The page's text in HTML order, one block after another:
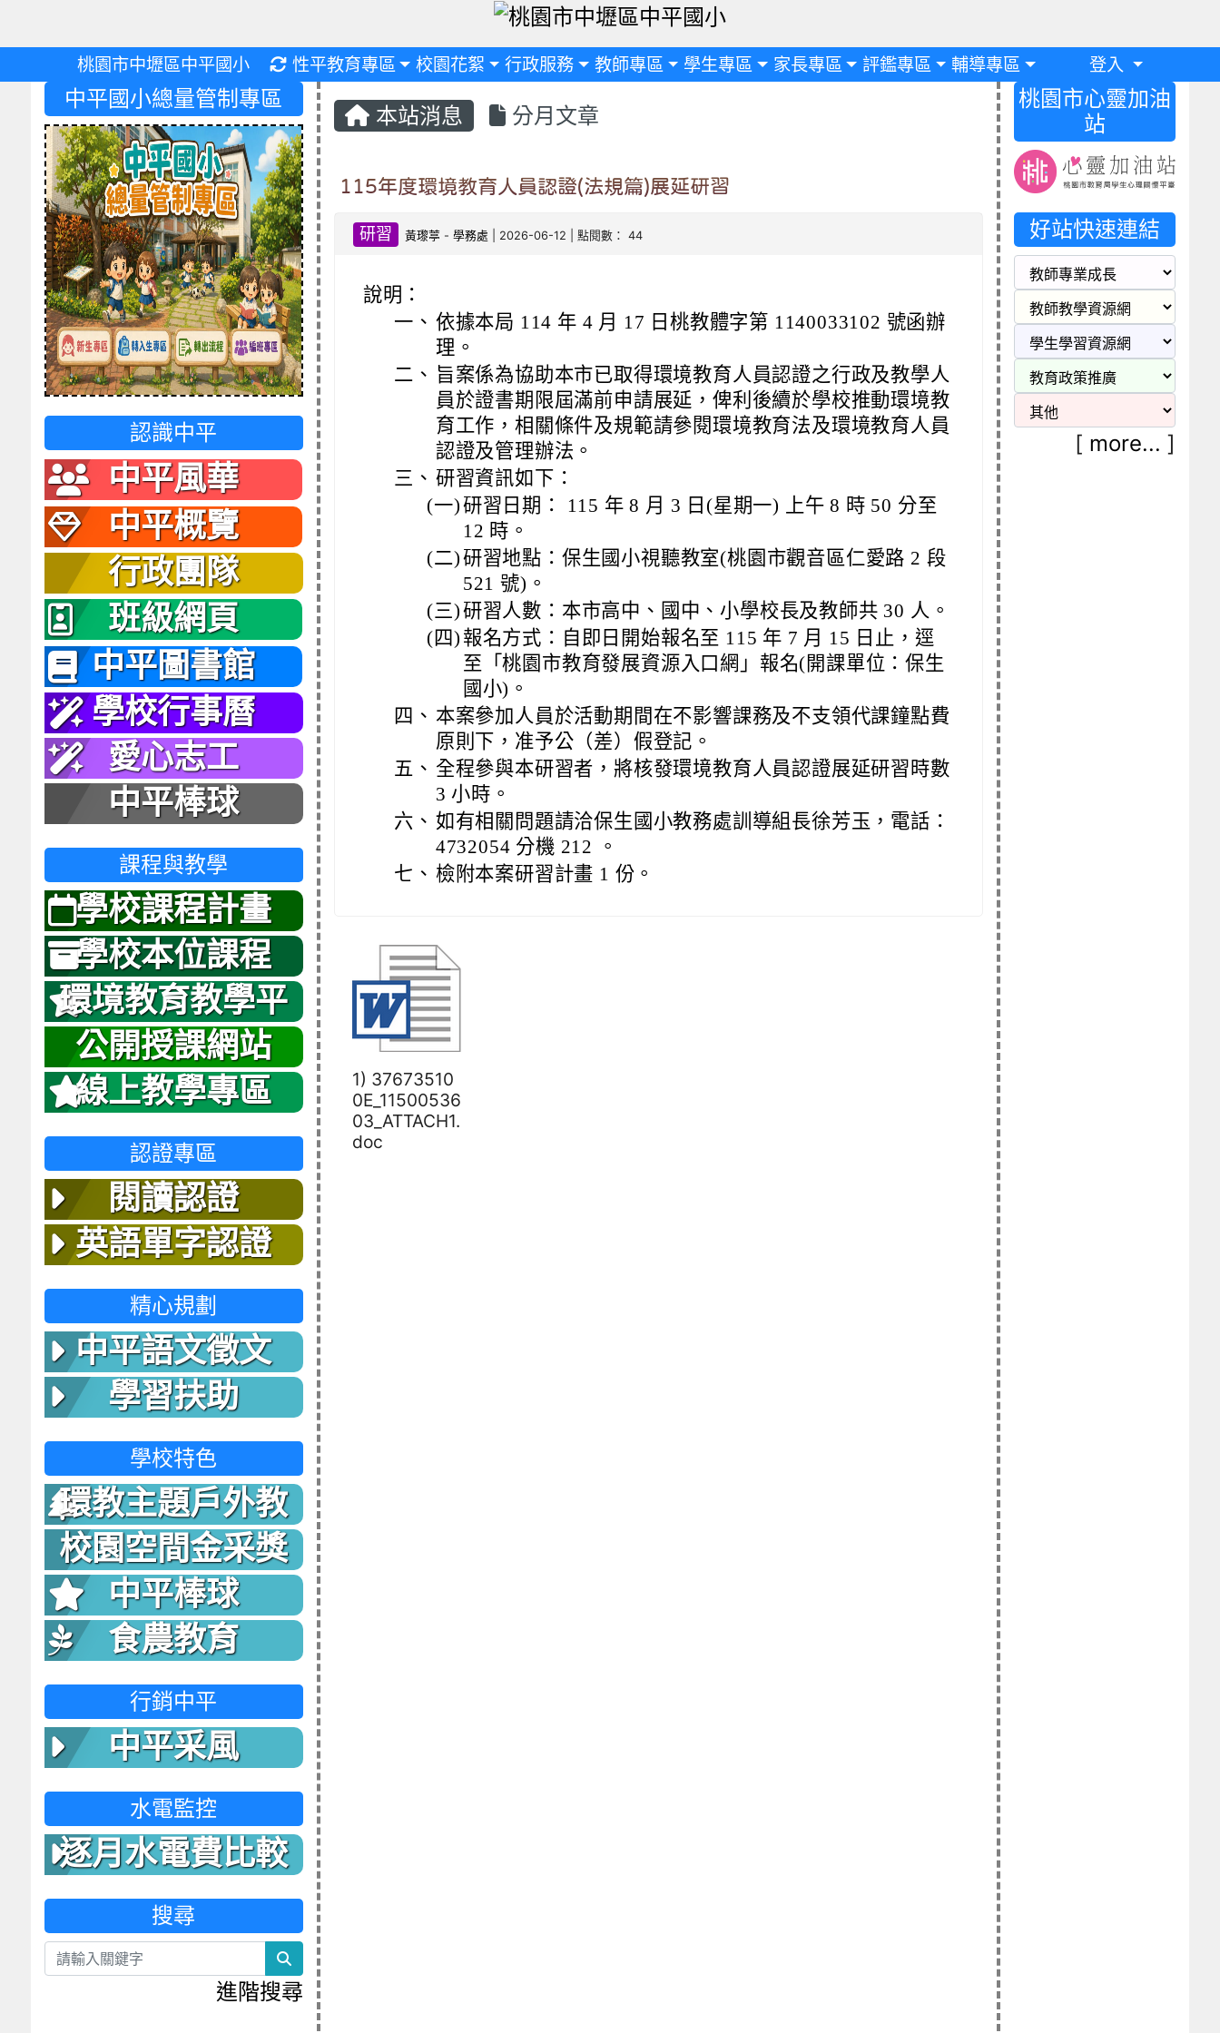
桃園市中壢區中平國小 重新取得佈景設定
性平教育專區 校園花絮 行政服務 教師專區 學生專區 家長專區 評鑑專區 輔導專區 登入
本站消息 分月文章
115年度環境教育人員認證(法規篇)展延研習
研習 黃瓈葶 -學務處 | 2026-06-12 | 點閱數： 44
說明：
一、 依據本局 114 年 4 月 17 日桃教體字第 1140033102 號函辦
理。
二、 旨案係為協助本市已取得環境教育人員認證之行政及教學人
員於證書期限屆滿前申請展延，俾利後續於學校推動環境教
育工作，相關條件及規範請參閱環境教育法及環境教育人員
認證及管理辦法。
三、 研習資訊如下：
(一)研習日期： 115 年 8 月 3 日(星期一) 上午 8 時 50 分至
12 時。
(二)研習地點：保生國小視聽教室(桃園市觀音區仁愛路 2 段
521 號)。
(三)研習人數：本市高中、國中、小學校長及教師共 30 人。
(四) 報名方式：自即日開始報名至 115 年 7 月 15 日止，逕
至「桃園市教育發展資源入口網」報名(開課單位：保生
國小)。
四、 本案參加人員於活動期間在不影響課務及不支領代課鐘點費
原則下，准予公（差）假登記。
五、 全程參與本研習者，將核發環境教育人員認證展延研習時數
3 小時。
六、 如有相關問題請洽保生國小教務處訓導組長徐芳玉，電話：
4732054 分機 212 。
七、 檢附本案研習計畫 1 份。
1) 37673510
0E_11500536
03_ATTACH1.
doc
中平國小總量管制專區
認識中平
中平風華
中平概覽
行政團隊
班級網頁
中平圖書館
學校行事曆
愛心志工
中平棒球
課程與教學
學校課程計畫
學校本位課程
環境教育教學平
台
公開授課網站
線上教學專區
認證專區
閱讀認證
英語單字認證
精心規劃
中平語文徵文
學習扶助
學校特色
環教主題戶外教
室
校園空間金采獎
中平棒球
食農教育
行銷中平
中平采風
水電監控
逐月水電費比較
表
搜尋
search
進階搜尋
桃園市心靈加油
站
好站快速連結
[ more... ]